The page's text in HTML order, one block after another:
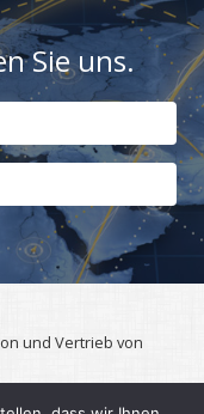
Sie uns.
und Vertrieb von